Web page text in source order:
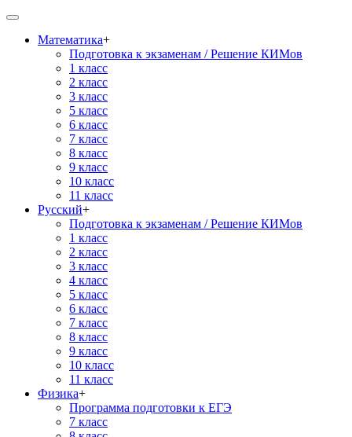
Математика+
Подготовка к экзаменам / Решение КИМов
1 класс
2 класс
3 класс
5 класс
6 класс
7 класс
8 класс
9 класс
10 класс
11 класс
Русский+
Подготовка к экзаменам / Решение КИМов
1 класс
2 класс
3 класс
4 класс
5 класс
6 класс
7 класс
8 класс
9 класс
10 класс
11 класс
Физика+
Программа подготовки к ЕГЭ
7 класс